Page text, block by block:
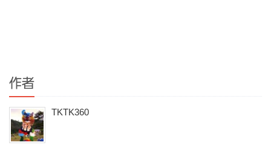
作者
TKTK360